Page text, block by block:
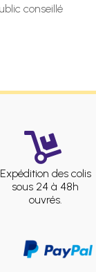
conseillé
Expédition des colis
sous 24 à 48h
ouvrés.